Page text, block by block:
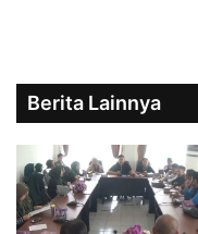
Berita Lainnya